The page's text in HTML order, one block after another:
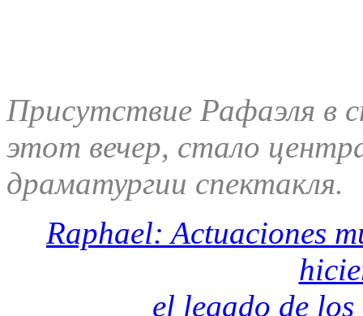
Присутствие Рафаэля в
этот вечер, стало
драматургии спектакля.
Raphael: Actuaciones
el legado de